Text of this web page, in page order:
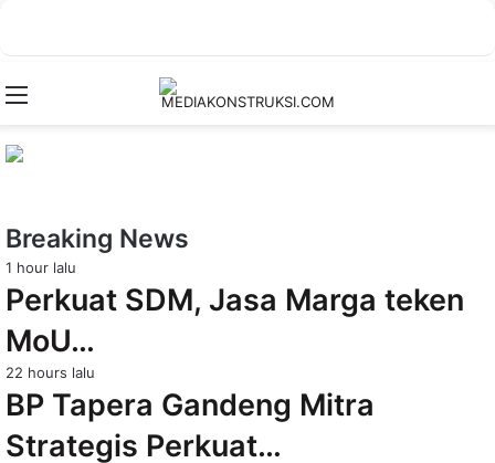
Breaking News
1 hour lalu
Perkuat SDM, Jasa Marga teken
MoU…
22 hours lalu
BP Tapera Gandeng Mitra
Strategis Perkuat…